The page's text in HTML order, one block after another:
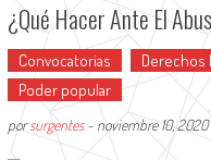
¿Qué Hacer Ante El
Convocatorias Derechos
Poder popular
porsurgentes- noviembre 10, 2020